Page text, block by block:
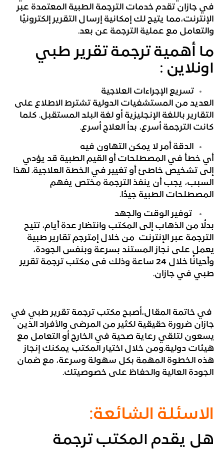
في جازان تقدم خدمات الترجمة الطبية المعتمدة عبر
الإنترنت،مما يتيح لك إمكانية إرسال التقرير إلكترونيًا
والتعامل مع عملية الترجمة عن بعد.
ما أهمية ترجمة تقرير طبي
اونلاين :
تسريع الإجراءات العلاجية
العديد من المستشفيات الدولية تشترط الاطلاع على
التقارير باللغة الإنجليزية أو لغة البلد المستقبل. كلما
كانت الترجمة أسرع، بدأ العلاج أسرع.
الدقة أمر لا يمكن التهاون فيه
أي خطأ في المصطلحات أو القيم الطبية قد يؤدي
إلى تشخيص خاطئ أو تغيير في الخطة العلاجية. لهذا
السبب، يجب أن ينفذ الترجمة مختص يفهم
المصطلحات الطبية جيدًا.
توفير الوقت والجهد
بدلًا من الذهاب إلى المكتب وانتظار عدة أيام، تتيح
الترجمة عبر الإنترنت من خلال إمترجم تقارير طبية
يعمل على نجاز المستند بسرعة وبنفس الجودة،
وأحيانًا خلال 24 ساعة وذلك فى مكتب ترجمة تقرير
طبي في جازان.
في خاتمة المقال،أصبح مكتب ترجمة تقرير طبي في
جازان ضرورة حقيقية لكثير من المرضى والأفراد الذين
يسعون لتلقي رعاية صحية في الخارج أو التعامل مع
هيئات دولية.ومن خلال اختيار المكتب يمكنك إنجاز
هذه الخطوة المهمة بكل سهولة وسرعة، مع ضمان
الجودة العالية والحفاظ على خصوصيتك.
الاسئلة الشائعة:
هل يقدم المكتب ترجمة